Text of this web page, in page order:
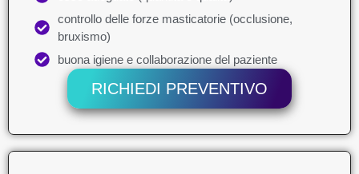
controllo delle forze masticatorie (occlusione,
bruxismo)
buona igiene e collaborazione del paziente
RICHIEDI PREVENTIVO